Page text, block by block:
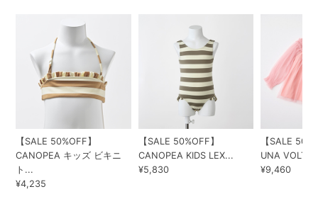
【SALE 50%OFF】
CANOPEA キッズ ビキニ
ト...
¥4,235
【SALE 50%OFF】
CANOPEA KIDS LEX...
¥5,830
【SALE
UNA VOLTA
¥9,460